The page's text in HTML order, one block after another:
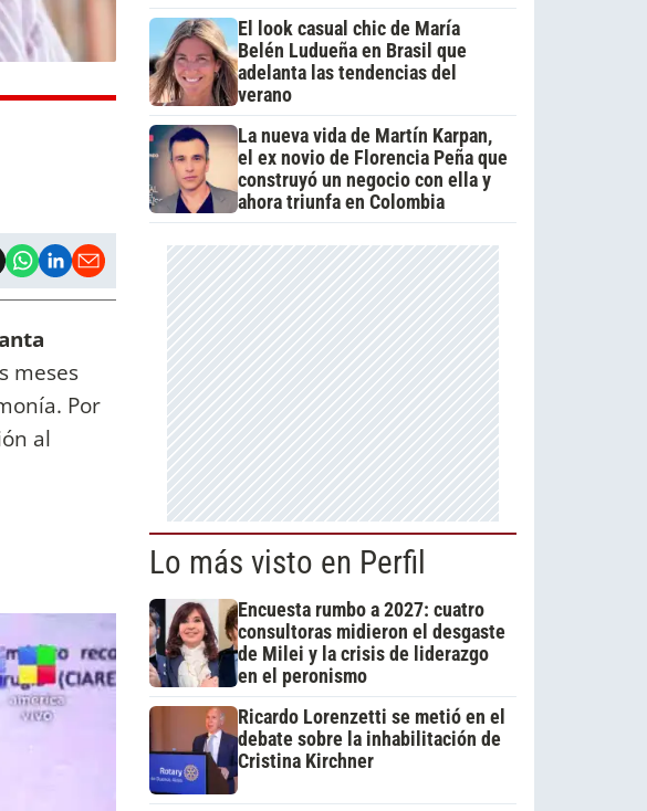
meses
Por
al
El look casual chic de María
Belén Ludueña en Brasil que
adelanta las tendencias del
verano
La nueva vida de Martín Karpan,
el ex novio de Florencia Peña que
construyó un negocio con ella y
ahora triunfa en Colombia
Lo más visto en Perfil
Encuesta rumbo a 2027: cuatro
consultoras midieron el desgaste
de Milei y la crisis de liderazgo
en el peronismo
Ricardo Lorenzetti se metió en el
debate sobre la inhabilitación de
Cristina Kirchner